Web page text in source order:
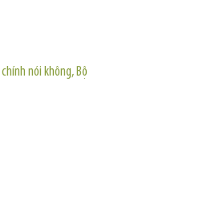
nói không, Bộ